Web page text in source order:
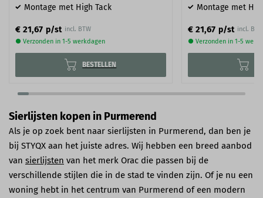
Montage met High Tack
€ 21,67 p/st incl. BTW
● Verzonden in 1-5 werkdagen
BESTELLEN
Montage met
€ 21,67 p/st incl. BTW
● Verzonden in 1-5
Sierlijsten kopen in Purmerend
Als je op zoek bent naar sierlijsten in Purmerend, dan ben je
bij STYQX aan het juiste adres. Wij hebben een breed aanbod
van sierlijsten van het merk Orac die passen bij de
verschillende stijlen die in de stad te vinden zijn. Of je nu een
woning hebt in het centrum van Purmerend of een modern